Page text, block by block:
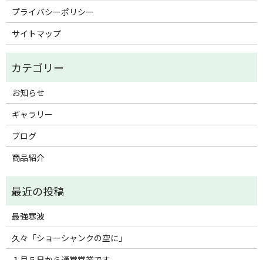
プライバシーポリシー
サイトマップ
お知らせ
ギャラリー
ブログ
商品紹介
最強寒波
久々「ショーシャンクの空に」